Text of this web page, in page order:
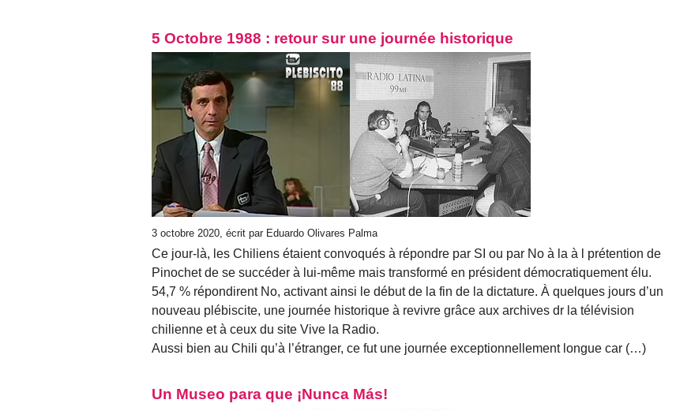
5 Octobre 1988 : retour sur une journée historique
3 octobre 2020, écrit par Eduardo Olivares Palma
Ce jour-là, les Chiliens étaient convoqués à répondre par SI ou par No à la à l prétention de
Pinochet de se succéder à lui-même mais transformé en président démocratiquement élu.
54,7 % répondirent No, activant ainsi le début de la fin de la dictature. À quelques jours d’un
nouveau plébiscite, une journée historique à revivre grâce aux archives dr la télévision
chilienne et à ceux du site Vive la Radio.
Aussi bien au Chili qu’à l’étranger, ce fut une journée exceptionnellement longue car (…)
Un Museo para que ¡Nunca Más!